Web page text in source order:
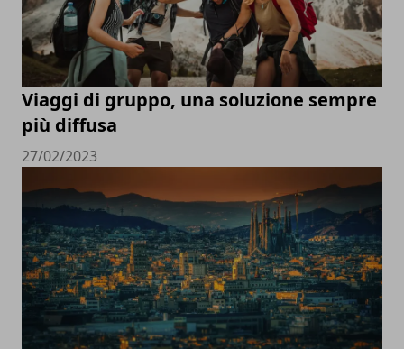
Viaggi di gruppo, una soluzione sempre
più diffusa
27/02/2023